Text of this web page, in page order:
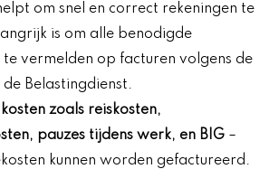
om snel en correct rekeningen te
is om alle benodigde
vermelden op facturen volgens de
de Belastingdienst.
zoals reiskosten,
pauzes tijdens werk, en BIG –
kunnen worden gefactureerd.